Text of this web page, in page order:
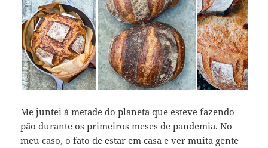
Me juntei à metade do planeta que esteve fazendo
pão durante os primeiros meses de pandemia. No
meu caso, o fato de estar em casa e ver muita gente